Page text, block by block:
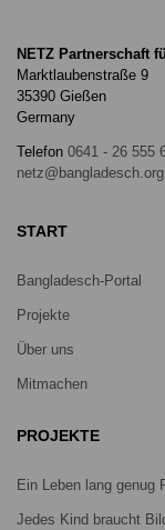
NETZ Partnerschaft
Marktlaubenstraße 9
35390 Gießen
Germany
Telefon 0641 - 26 555
netz@bangladesch.org
START
Bangladesch-Portal
Projekte
Über uns
Mitmachen
PROJEKTE
Ein Leben lang genug
Jedes Kind braucht